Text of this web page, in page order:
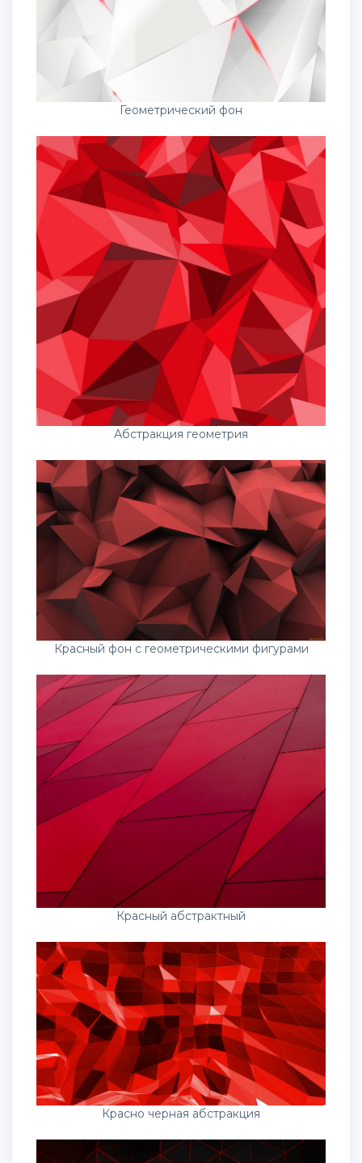
Геометрический фон
Абстракция геометрия
Красный фон с геометрическими фигурами
Красный абстрактный
Красно черная абстракция